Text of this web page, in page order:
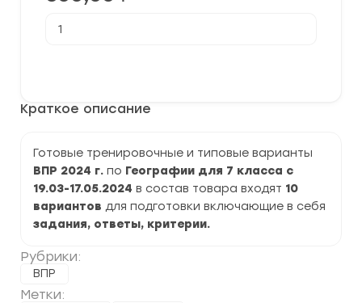
Краткое описание
Готовые тренировочные и типовые варианты
ВПР 2024 г. по Географии для 7 класса с
19.03-17.05.2024 в состав товара входят 10
вариантов для подготовки включающие в себя
задания, ответы, критерии.
Рубрики:
ВПР
Метки:
товара
Географии
задания
и
ответы